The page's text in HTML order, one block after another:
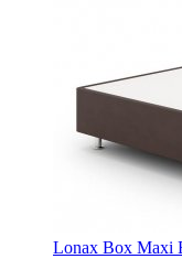
Lonax Box Maxi